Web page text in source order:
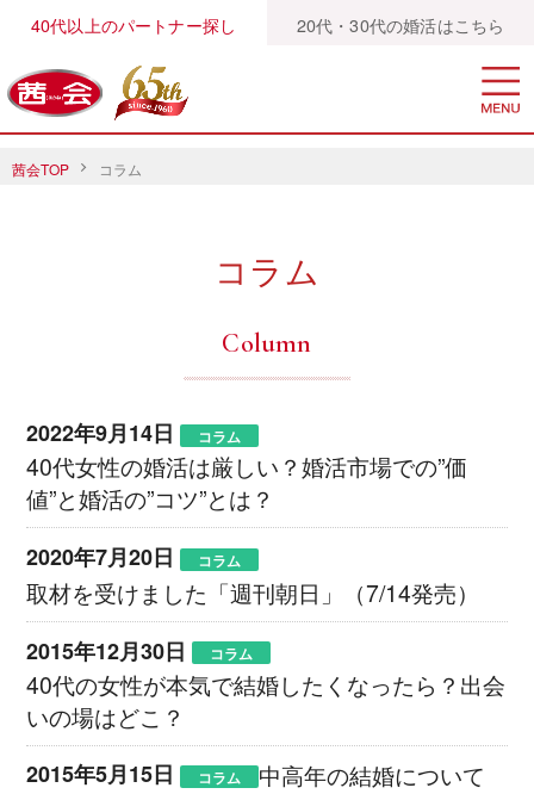
40代以上のパートナー探し 20代・30代の婚活はこちら
茜会TOP コラム
コラム
Column
2022年9月14日 コラム
40代女性の婚活は厳しい？婚活市場での”価
値”と婚活の”コツ”とは？
2020年7月20日 コラム
取材を受けました「週刊朝日」（7/14発売）
2015年12月30日 コラム
40代の女性が本気で結婚したくなったら？出会
いの場はどこ？
2015年5月15日 コラム 中高年の結婚について